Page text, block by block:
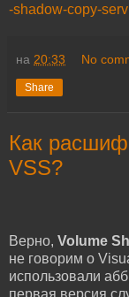
-shadow-copy-
на 20:33 No
Share
Как
VSS?
Верно, Volume
не говорим о
использовали